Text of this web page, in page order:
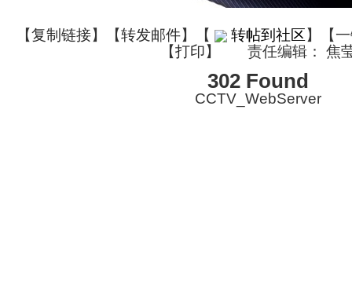
【复制链接】【转发邮件】 【 转帖到社区】【
【打印】 责任编辑： 焦
302 Found
CCTV_WebServer